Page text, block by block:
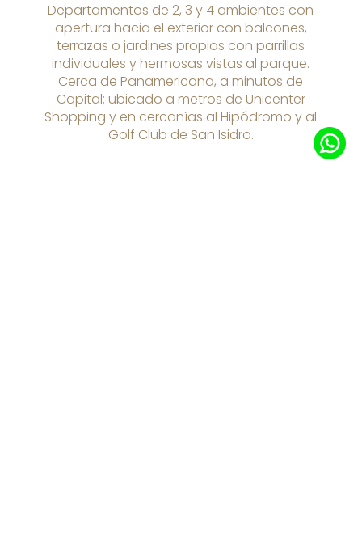
Departamentos de 2, 3 y 4 ambientes con
apertura hacia el exterior con balcones,
terrazas o jardines propios con parrillas
individuales y hermosas vistas al parque.
Cerca de Panamericana, a minutos de
Capital; ubicado a metros de Unicenter
Shopping y en cercanías al Hipódromo y al
Golf Club de San Isidro.